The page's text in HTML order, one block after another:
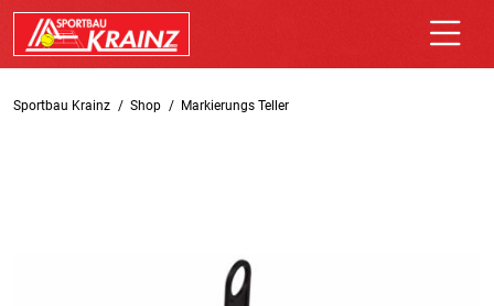
Sportbau Krainz Shop Markierungs Teller